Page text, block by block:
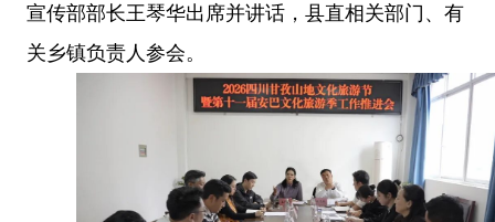
宣传部部长王琴华出席并讲话，县直相关部门、有
关乡镇负责人参会。